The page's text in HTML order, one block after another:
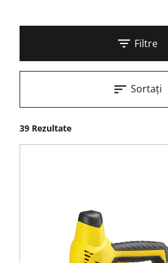
Filtre
39 Rezultate
Sortați